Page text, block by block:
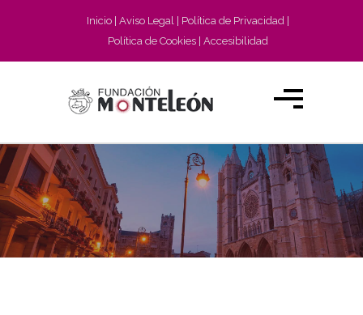
Inicio Aviso Legal
Política de Privacidad
Política de Cookies
Accesibilidad